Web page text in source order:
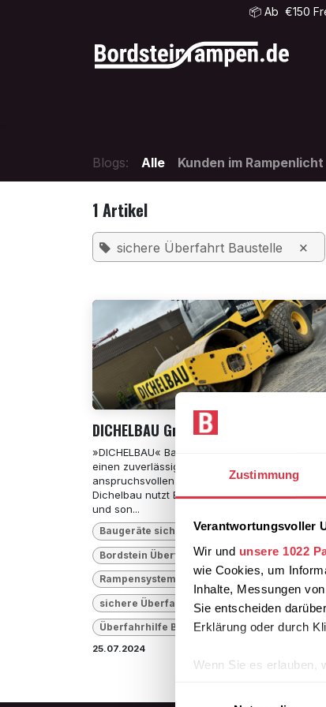
Zustimmung
Verantwortungsvoller
Wir und unsere 1022
wie Cookies, um
Inhalte, Messungen
Sie entscheiden
Erklärung oder durch
Wenn Sie es erlauben,
📦 Ab €150
Blogs: Alle Kunden im Rampenlicht
1 Artikel
sichere Überfahrt Baustelle ×
DICHELBAU GmbH
»DICHELBAU« Baustellenauffahrt Die Rampe
einen zuverlässigen und sicheren Einsatz unter
anspruchsvollen Bedingungen. Das
Dichelbau nutzt Bordsteinrampen für LKWs,
und son...
Baugeräte sicher überfahren
Bordstein Überfahrt Rampe für Walzen
Rampensystem Baustelle Zeitersparnis Bau
sichere Überfahrt Baustelle
Überfahrhilfe Baustelle
25.07.2024